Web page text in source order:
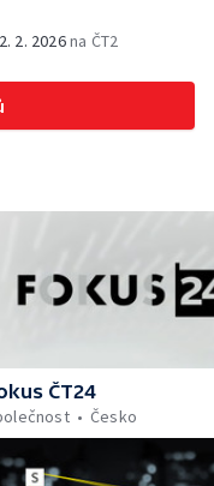
2. 2026na ČT2
ČT24
Česko